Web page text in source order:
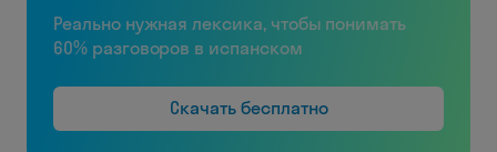
Реально нужная лексика, чтобы понимать
60% разговоров в испанском
Скачать бесплатно